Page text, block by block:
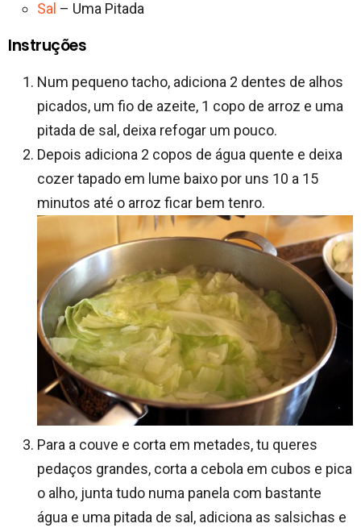
Sal – Uma Pitada
Instruções
Num pequeno tacho, adiciona 2 dentes de alhos
picados, um fio de azeite, 1 copo de arroz e uma
pitada de sal, deixa refogar um pouco.
Depois adiciona 2 copos de água quente e deixa
cozer tapado em lume baixo por uns 10 a 15
minutos até o arroz ficar bem tenro.
Para a couve e corta em metades, tu queres
pedaços grandes, corta a cebola em cubos e pica
o alho, junta tudo numa panela com bastante
água e uma pitada de sal, adiciona as salsichas e